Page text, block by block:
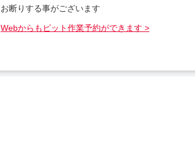
お断りする事がございます
Webからもピット作業予約ができます >